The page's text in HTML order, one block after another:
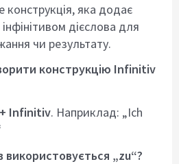
яка додає
дієслова для
чи результату.
конструкцію Infinitiv
Infinitiv. Наприклад: „Ich
використовується „zu“?